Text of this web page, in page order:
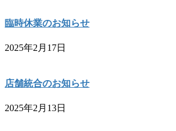
臨時休業のお知らせ
2025年2月17日
店舗統合のお知らせ
2025年2月13日